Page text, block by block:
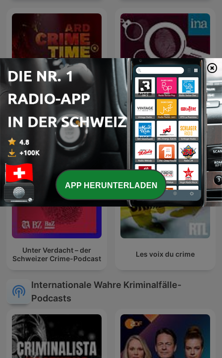
ARD Crime Time – Der True
Crime Podcast
Les Maîtres du mystère
Unter Verdacht – der
Schweizer Crime-Podcast
Les voix du crime
Internationale Wahre Kriminalfälle-
Podcasts
APP HERUNTERLADEN